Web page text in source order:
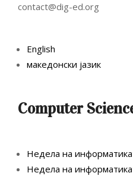
contact@dig-ed.org
English
македонски јазик
Computer
Недела на
Недела на